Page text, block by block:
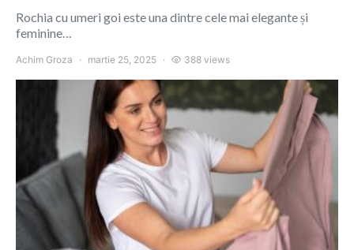
Rochia cu umeri goi este una dintre cele mai elegante și
feminine…
Achim Groza martie 25, 2025 388 views